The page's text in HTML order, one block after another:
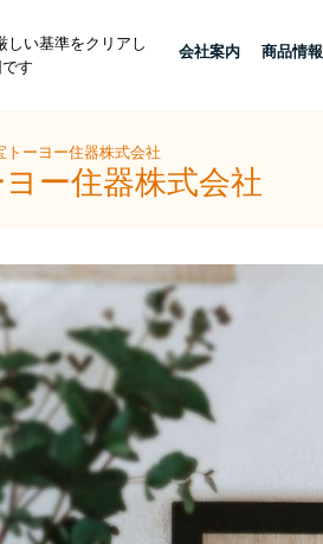
しい基準をクリアし
す
会社案内 商品情報
トーヨー住器株式会社
ー住器株式会社